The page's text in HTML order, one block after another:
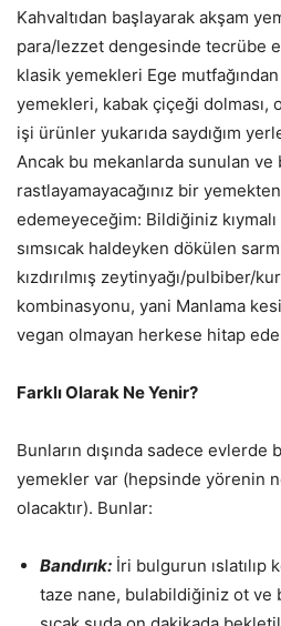
Kahvaltıdan başlayarak akşam
para/lezzet dengesinde tecrübe
klasik yemekleri Ege
yemekleri, kabak çiçeği dolması,
işi ürünler yukarıda saydığım
Ancak bu mekanlarda sunulan ve
rastlayamayacağınız bir
edemeyeceğim: Bildiğiniz
sımsıcak haldeyken dökülen
kızdırılmış zeytinyağı/pulbiber/
kombinasyonu, yani Manlama
vegan olmayan herkese hitap
Farklı Olarak Ne Yenir?
Bunların dışında sadece
yemekler var (hepsinde yörenin
olacaktır). Bunlar:
Bandırık: İri bulgurun
taze nane, bulabildiğiniz ot ve